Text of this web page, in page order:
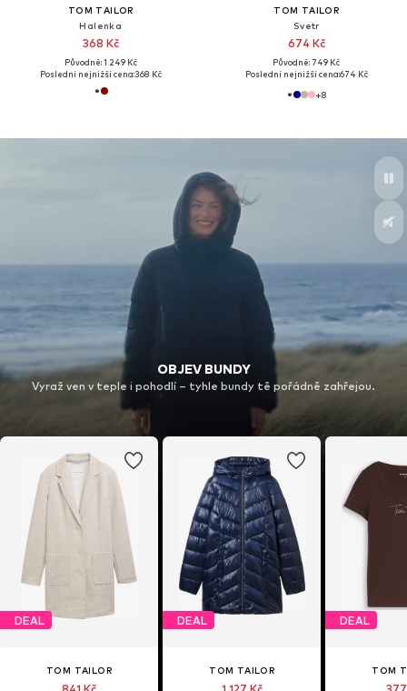
TOM TAILOR
Halenka
368 Kč
Původně: 1 249 Kč
Poslední nejnižší cena:368 Kč
TOM TAILOR
Svetr
674 Kč
Původně: 749 Kč
Poslední nejnižší cena:674 Kč
+8
OBJEV BUNDY
Vyraž ven v teple i pohodlí – tyhle bundy tě pořádně zahřejou.
DEAL
TOM TAILOR
DEAL
TOM TAILOR
DEAL
TOM